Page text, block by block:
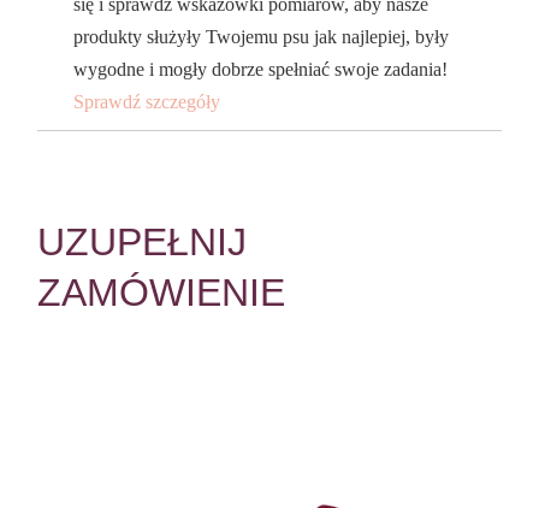
się i sprawdź wskazówki pomiarów, aby nasze
produkty służyły Twojemu psu jak najlepiej, były
wygodne i mogły dobrze spełniać swoje zadania!
Sprawdź szczegóły
UZUPEŁNIJ
ZAMÓWIENIE